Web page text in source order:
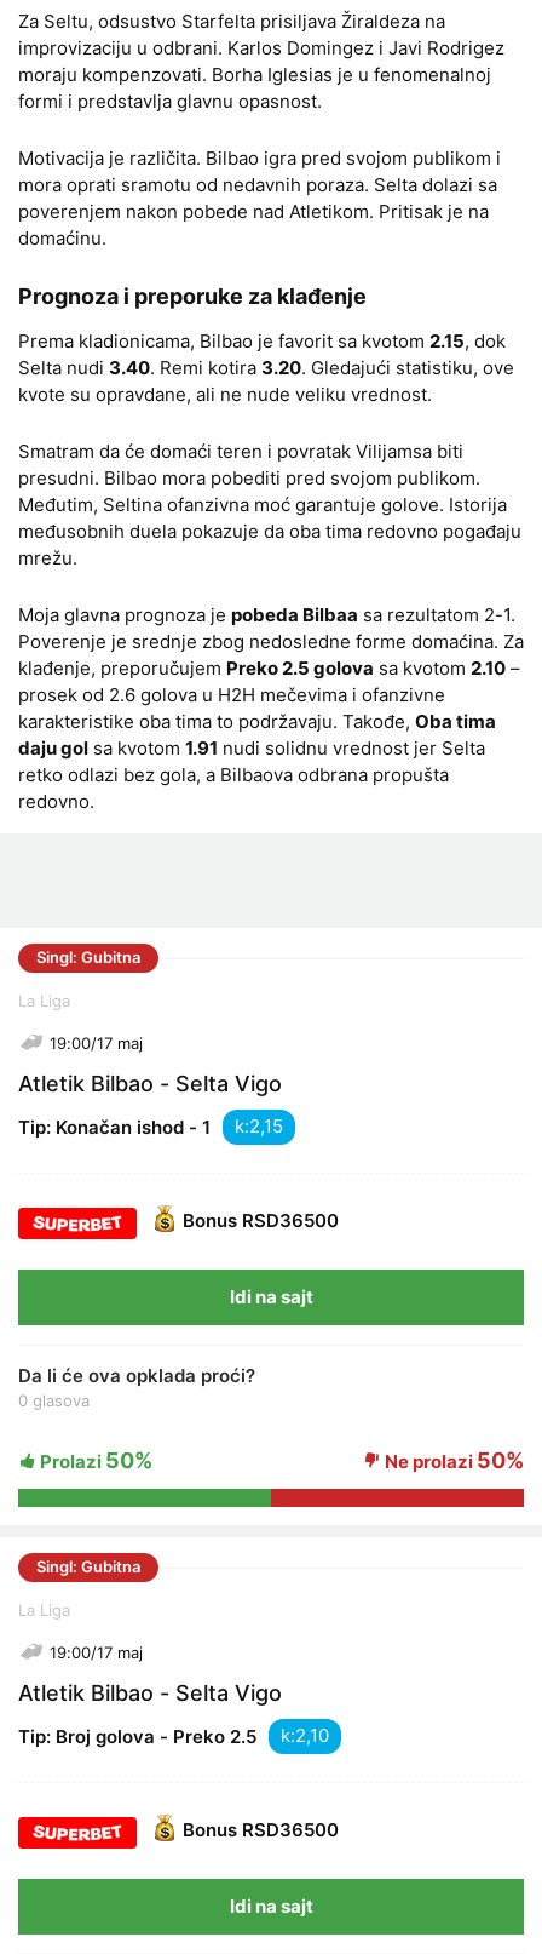
Za Seltu, odsustvo Starfelta prisiljava Žiraldeza na
improvizaciju u odbrani. Karlos Domingez i Javi Rodrigez
moraju kompenzovati. Borha Iglesias je u fenomenalnoj
formi i predstavlja glavnu opasnost.
Motivacija je različita. Bilbao igra pred svojom publikom i
mora oprati sramotu od nedavnih poraza. Selta dolazi sa
poverenjem nakon pobede nad Atletikom. Pritisak je na
domaćinu.
Prognoza i preporuke za klađenje
Prema kladionicama, Bilbao je favorit sa kvotom 2.15, dok
Selta nudi 3.40. Remi kotira 3.20. Gledajući statistiku, ove
kvote su opravdane, ali ne nude veliku vrednost.
Smatram da će domaći teren i povratak Vilijamsa biti
presudni. Bilbao mora pobediti pred svojom publikom.
Međutim, Seltina ofanzivna moć garantuje golove. Istorija
međusobnih duela pokazuje da oba tima redovno pogađaju
mrežu.
Moja glavna prognoza je pobeda Bilbaa sa rezultatom 2-1.
Poverenje je srednje zbog nedosledne forme domaćina. Za
klađenje, preporučujem Preko 2.5 golova sa kvotom 2.10 –
prosek od 2.6 golova u H2H mečevima i ofanzivne
karakteristike oba tima to podržavaju. Takođe, Oba tima
daju gol sa kvotom 1.91 nudi solidnu vrednost jer Selta
retko odlazi bez gola, a Bilbaova odbrana propušta
redovno.
Singl: Gubitna
La Liga
19:00/17 maj
Atletik Bilbao - Selta Vigo
Tip: Konačan ishod - 1 k:
Bonus RSD36500
Idi na sajt
Da li će ova opklada proći?
0 glasova
Prolazi 50% Ne prolazi 50%
Singl: Gubitna
La Liga
19:00/17 maj
Atletik Bilbao - Selta Vigo
Tip: Broj golova - Preko 2.5 k:
Bonus RSD36500
Idi na sajt